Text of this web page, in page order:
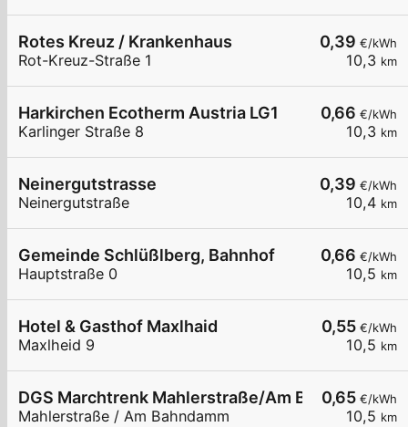
0,39 €/kWh
10,3 km
Rotes Kreuz / Krankenhaus
Rot-Kreuz-Straße 1
0,66 €/kWh
10,3 km
Harkirchen Ecotherm Austria LG1
Karlinger Straße 8
0,39 €/kWh
10,4 km
Neinergutstrasse
Neinergutstraße
0,66 €/kWh
10,5 km
Gemeinde Schlüßlberg, Bahnhof
Hauptstraße 0
0,55 €/kWh
10,5 km
Hotel & Gasthof Maxlhaid
Maxlheid 9
0,65 €/kWh
10,5 km
DGS Marchtrenk Mahlerstraße/Am Bahndamm
Mahlerstraße / Am Bahndamm